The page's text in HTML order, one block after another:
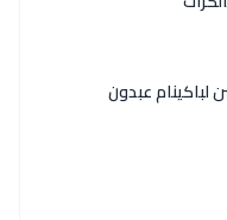
لباكينام عبدون